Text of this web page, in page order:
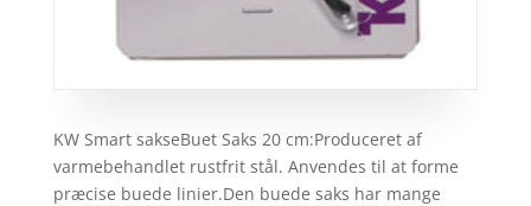
KW Smart sakseBuet Saks 20 cm:Produceret af
varmebehandlet rustfrit stål. Anvendes til at forme
præcise buede linier.Den buede saks har mange